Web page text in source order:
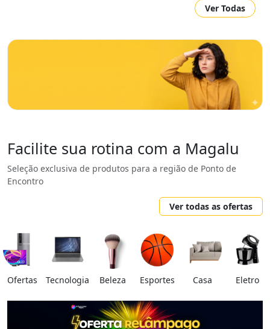
Ver Todas
Facilite sua rotina com a Magalu
Seleção exclusiva de produtos para a região de Ponto de
Encontro
Ver todas as ofertas
Ofertas Tecnologia Beleza Esportes Casa Eletro